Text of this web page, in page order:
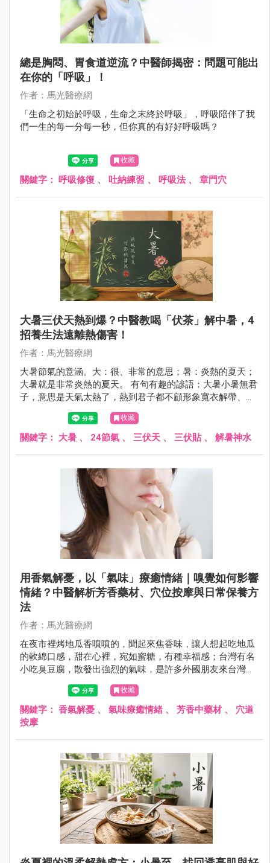
總是胸悶、胃食道逆流？中醫師揭密：問題可能出
在你的「呼吸」！
作者：馬光醫療網
「生命之初始於呼吸，生命之末終於呼吸」，呼吸陪伴了我
們一生的每一分每一秒，但你真的有好好呼吸嗎？
收藏
關鍵字： 呼吸修復 、 吐納練習 、 呼吸法 、 章門穴
大暑三伏天熱到爆？中醫教喝「伏茶」解中暑，4
招養生法遠離熱傷害！
作者：馬光醫療網
大暑節氣的意涵。大：很、非常的意思；暑：炎熱的夏天；
大暑就是非常炎熱的夏天。 有句有趣的諺語：大暑小暑無君
子，意思是天氣太熱了，熱到君子都不顧形象寬衣解帶、袒
胸露背來散熱消暑。
收藏
關鍵字： 大暑 、 24節氣 、 三伏天 、 三伏貼、 解暑神水
用香氣解憂，以「氣味」療癒情緒｜嗅覺如何影響
情緒？中醫解析芳香藥材、穴位按摩與日常保養方
法
作者：馬光醫療網
在夜市裡烤地瓜香噴噴的，聞起來焦香味，讓人想起吃地瓜
的軟綿口感，甜在心裡，宛如蜜糖，有種幸福感；台灣有名
小吃臭豆腐，散發出強烈的氣味，是許多外國朋友來台灣想
要或是必挑戰的食物，不管它究竟是香？還是臭？都是讓人
食指大動的特色美食。
收藏
關鍵字： 香氣解憂 、 氣味療癒情緒 、 芳香中藥材 、 穴道
按摩